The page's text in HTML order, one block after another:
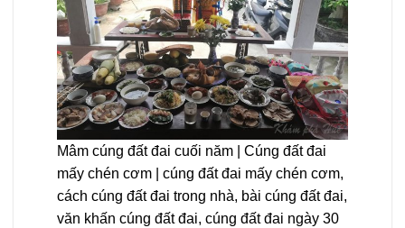
Mâm cúng đất đai cuối năm | Cúng đất đai
mấy chén cơm | cúng đất đai mấy chén cơm,
cách cúng đất đai trong nhà, bài cúng đất đai,
văn khấn cúng đất đai, cúng đất đai ngày 30